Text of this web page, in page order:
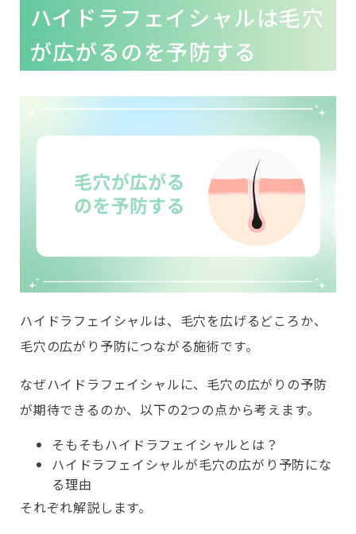
ハイドラフェイシャルは毛穴
が広がるのを予防する
ハイドラフェイシャルは、毛穴を広げるどころか、
毛穴の広がり予防につながる施術です。
なぜハイドラフェイシャルに、毛穴の広がりの予防
が期待できるのか、以下の2つの点から考えます。
そもそもハイドラフェイシャルとは？
ハイドラフェイシャルが毛穴の広がり予防にな
る理由
それぞれ解説します。